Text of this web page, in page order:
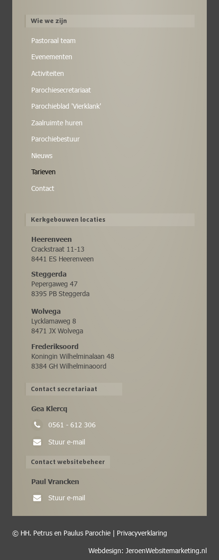
Wie we zijn
Pastoraal team
Evenementen
Activiteiten
Parochiesecretariaat
Parochieblad 'Vierklank'
Zaalruimte huren
Parochiebestuur
Nieuws
Tarieven
Contact
Kerkgebouwen locaties
Heerenveen
Crackstraat 11-13
8441 ES Heerenveen
Steggerda
Pepergaweg 47
8395 PB Steggerda
Wolvega
Lycklamaweg 8
8471 JX Wolvega
Frederiksoord
Koningin Wilhelminalaan 48
8384 GH Wilhelminaoord
Contact secretariaat
Gea Klercq
0561 - 612 306
Stuur e-mail
Contact websitebeheer
Paul Vrancken
Stuur e-mail
© HH. Petrus en Paulus Parochie | Privacyverklaring
Webdesign: JeroenWebsitemarketing.nl